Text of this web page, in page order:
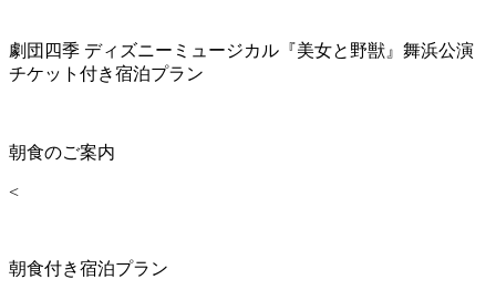
劇団四季 ディズニーミュージカル『美女と野獣』舞浜公演
チケット付き宿泊プラン
朝食のご案内
<
朝食付き宿泊プラン